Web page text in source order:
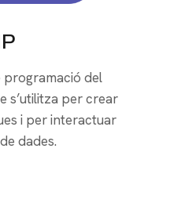
programació del
s’utilitza per crear
i per interactuar
dades.